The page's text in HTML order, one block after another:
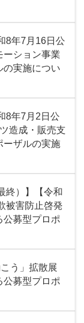
8年7月16日公
ーション事業
の実施につい
8年7月2日公
造成・販売支
ーザルの実施
終）】【令和
被害防止啓発
公募型プロポ
う」拡散展
公募型プロポ